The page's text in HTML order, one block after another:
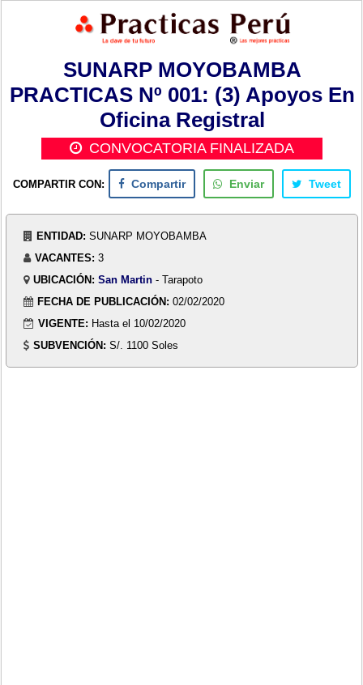
SUNARP MOYOBAMBA
PRACTICAS Nº 001: (3) Apoyos En
Oficina Registral
CONVOCATORIA FINALIZADA
COMPARTIR CON: Compartir Enviar Tweet
ENTIDAD: SUNARP MOYOBAMBA
VACANTES: 3
UBICACIÓN: San Martin - Tarapoto
FECHA DE PUBLICACIÓN: 02/02/2020
VIGENTE: Hasta el 10/02/2020
SUBVENCIÓN: S/. 1100 Soles